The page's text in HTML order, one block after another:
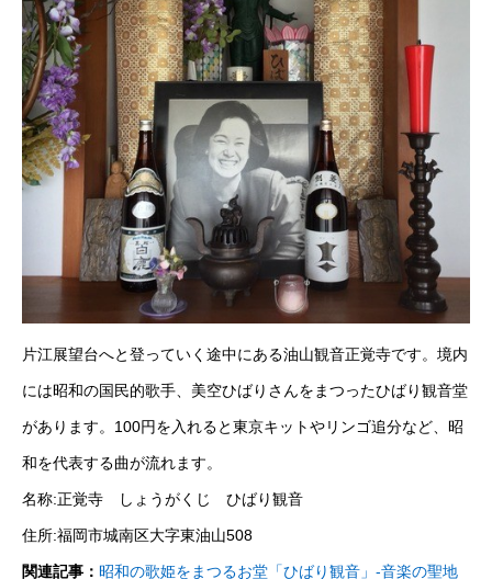
片江展望台へと登っていく途中にある油山観音正覚寺です。境内
には昭和の国民的歌手、美空ひばりさんをまつったひばり観音堂
があります。100円を入れると東京キットやリンゴ追分など、昭
和を代表する曲が流れます。
名称:正覚寺 しょうがくじ ひばり観音
住所:福岡市城南区大字東油山508
関連記事： 昭和の歌姫をまつるお堂「ひばり観音」-音楽の聖地